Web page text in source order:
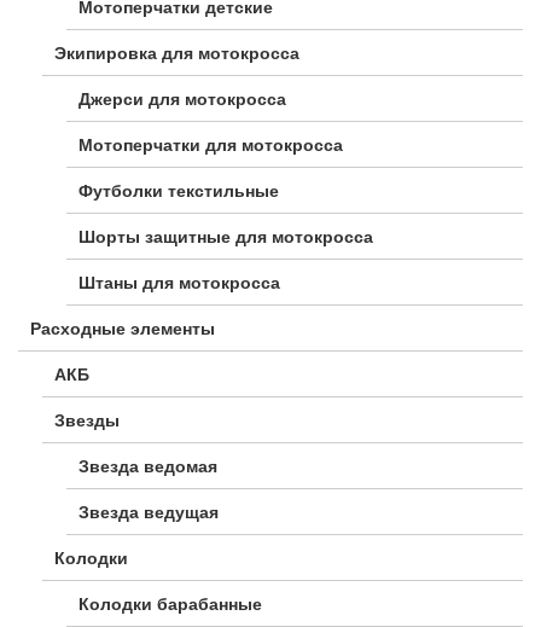
Мотоперчатки детские
Экипировка для мотокросса
Джерси для мотокросса
Мотоперчатки для мотокросса
Футболки текстильные
Шорты защитные для мотокросса
Штаны для мотокросса
Расходные элементы
АКБ
Звезды
Звезда ведомая
Звезда ведущая
Колодки
Колодки барабанные